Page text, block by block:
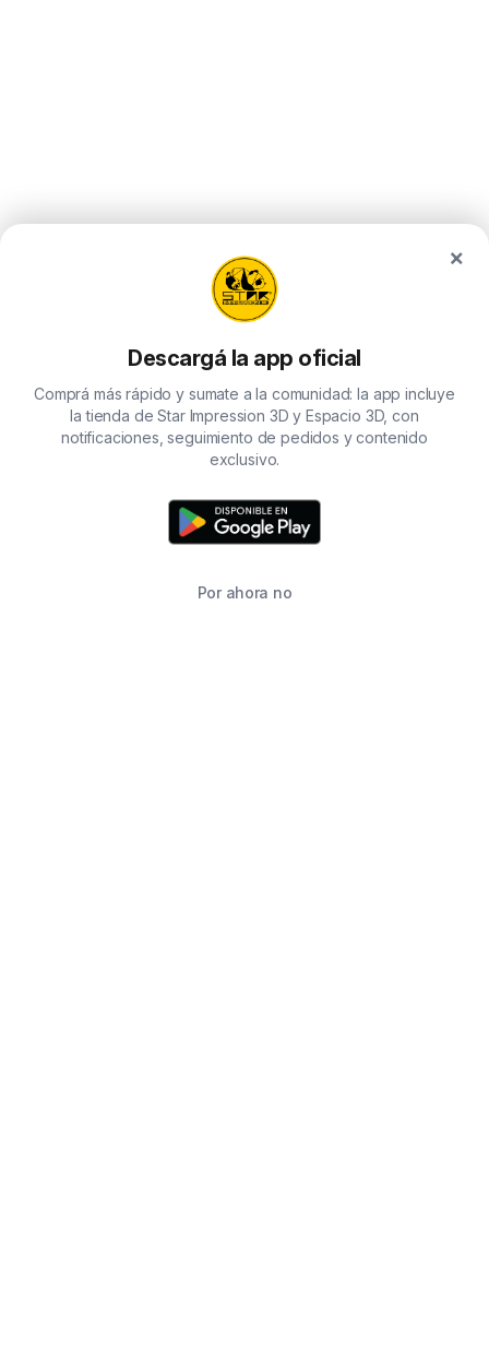
×
Descargá la app oficial
Comprá más rápido y sumate a la comunidad: la app incluye
la tienda de Star Impression 3D y Espacio 3D, con
notificaciones, seguimiento de pedidos y contenido
exclusivo.
Por ahora no